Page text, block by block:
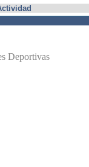
Deportivas